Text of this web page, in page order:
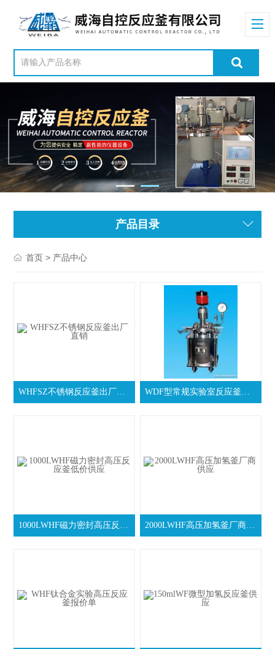
产品目录
首页 > 产品中心
WHFSZ不锈钢反应釜出厂直销 WDF型常规实验室反应釜厂家报价
1000LWHF磁力密封高压反应釜低价供应 2000LWHF高压加氢釜厂商供应